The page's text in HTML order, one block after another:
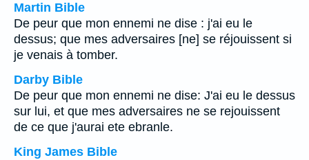
Martin Bible
De peur que mon ennemi ne dise : j'ai eu le
dessus; que mes adversaires [ne] se réjouissent si
je venais à tomber.
Darby Bible
De peur que mon ennemi ne dise: J'ai eu le dessus
sur lui, et que mes adversaires ne se rejouissent
de ce que j'aurai ete ebranle.
King James Bible